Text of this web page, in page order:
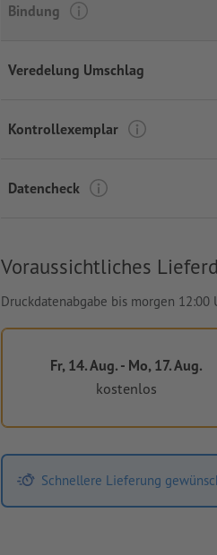
Bindung
Veredelung Umschlag
Kontrollexemplar
Datencheck
Voraussichtliches
Druckdatenabgabe bis morgen 12:00
Fr, 14. Aug. - Mo, 17. Aug.
kostenlos
Schnellere Lieferung